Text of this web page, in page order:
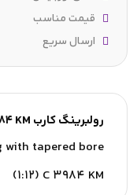
رولبرینگ کارب SKF C 3984 KM
with tapered bore
(1:12) C 3984 KM
قیمت مناسب
ارسال سریع